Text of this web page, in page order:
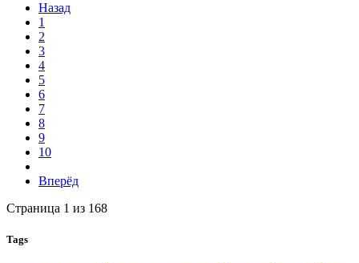
Назад
1
2
3
4
5
6
7
8
9
10
Вперёд
Страница 1 из 168
Tags